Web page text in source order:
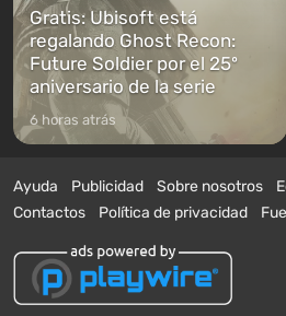
Gratis: Ubisoft está
regalando Ghost Recon:
Future Soldier por el 25º
aniversario de la serie
6 horas atrás
Ayuda Publicidad Sobre nosotros
Contactos
Política de privacidad